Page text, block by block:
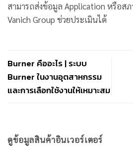
สามารถส่งข้อมูล Application หรือส
Vanich Group ช่วยประเมินได้
Burner คืออะไร | ระบบ
Burner ในงานอุตสาหกรรม
และการเลือกใช้งานให้เหมาะสม
ดูข้อมูลสินค้าอินเวอร์เตอร์